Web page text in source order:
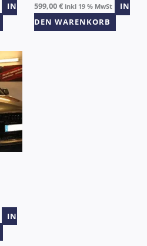
IN
599,00€ inkl 19 % MwSt
IN
DEN WARENKORB
IN